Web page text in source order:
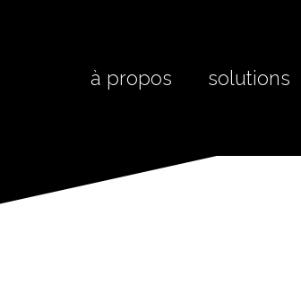
à propos solutions